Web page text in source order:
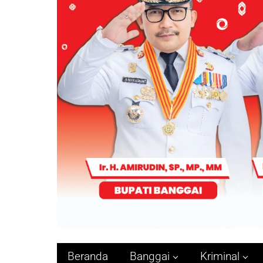
Beranda Banggai Kriminal